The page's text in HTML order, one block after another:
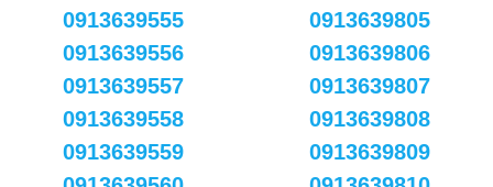
0913639555
0913639556
0913639557
0913639558
0913639559
0913639805
0913639806
0913639807
0913639808
0913639809